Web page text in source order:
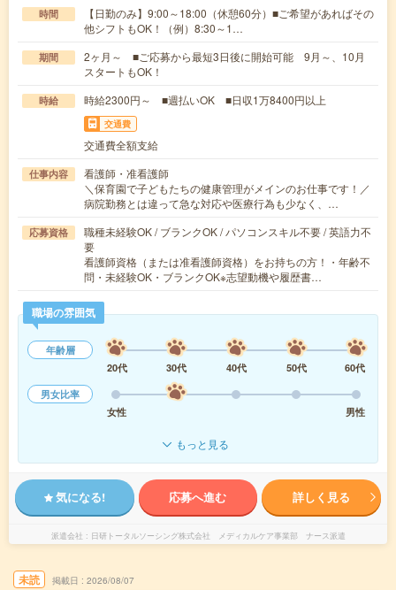
時間
【日勤のみ】9:00～18:00（休憩60分）■ご希望があればその
他シフトもOK！（例）8:30～1…
期間
2ヶ月～ ■ご応募から最短3日後に開始可能 9月～、10月
スタートもOK！
時給 時給2300円～ ■週払いOK ■日収1万8400円以上
交通費
交通費全額支給
仕事内容
看護師・准看護師
＼保育園で子どもたちの健康管理がメインのお仕事です！／
病院勤務とは違って急な対応や医療行為も少なく、…
応募資格
職種未経験OK / ブランクOK / パソコンスキル不要 / 英語力不
要
看護師資格（または准看護師資格）をお持ちの方！・年齢不
問・未経験OK・ブランクOK※志望動機や履歴書…
職場の雰囲気
年齢層
20代
30代 40代 50代
60代
男女比率
女性
男性
もっと見る
気になる! 応募へ進む 詳しく見る
派遣会社 日研トータルソーシング株式会社 メディカルケア事業部 ナース派遣
未読 掲載日 2026/08/07